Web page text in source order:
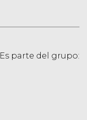
Es parte del grupo: